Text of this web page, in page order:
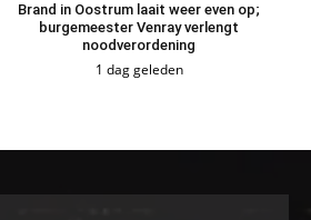
Brand in Oostrum laait weer even op;
burgemeester Venray verlengt
noodverordening
1 dag geleden